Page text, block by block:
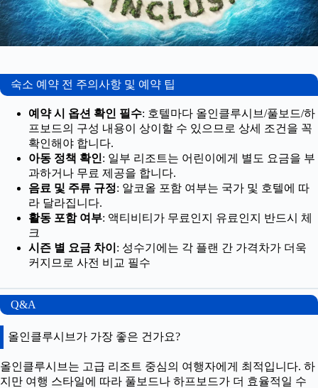
숙소 예약 전 주의사항 및 예약 팁
예약 시 옵션 확인 필수: 호텔마다 올인클루시브/풀보드/하
프보드의 구성 내용이 상이할 수 있으므로 상세 조건을 꼭
확인해야 합니다.
아동 정책 확인: 일부 리조트는 어린이에게 별도 요금을 부
과하거나 무료 제공을 합니다.
음료 및 주류 규정: 알코올 포함 여부는 국가 및 호텔에 따
라 달라집니다.
활동 포함 여부: 액티비티가 무료인지 유료인지 반드시 체
크
시즌 별 요금 차이 : 성수기에는 각 플랜 간 가격차가 더욱
커지므로 사전 비교 필수
Q&A
올인클루시브가 가장 좋은 건가요?
올인클루시브는 고급 리조트 중심의 여행자에게 최적입니다. 하
지만 여행 스타일에 따라 풀보드나 하프보드가 더 효율적일 수